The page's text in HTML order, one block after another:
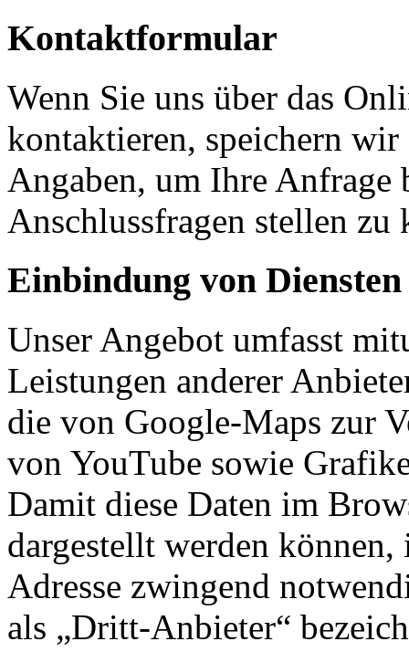
Kontaktformular
Wenn Sie uns über das
kontaktieren, speichern
Angaben, um Ihre Anfrage
Anschlussfragen stellen zu
Einbindung von
Unser Angebot umfasst
Leistungen anderer
die von Google-Maps zur
von YouTube sowie
Damit diese Daten im
dargestellt werden
Adresse zwingend
als „Dritt-Anbieter“